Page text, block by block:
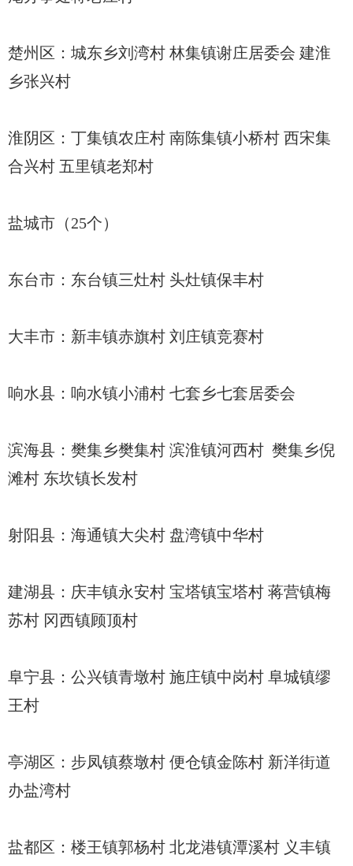
楚州区：城东乡刘湾村 林集镇谢庄居委会 建淮
乡张兴村
淮阴区：丁集镇农庄村 南陈集镇小桥村 西宋集
合兴村 五里镇老郑村
盐城市（25个）
东台市：东台镇三灶村 头灶镇保丰村
大丰市：新丰镇赤旗村 刘庄镇竞赛村
响水县：响水镇小浦村 七套乡七套居委会
滨海县：樊集乡樊集村 滨淮镇河西村 樊集乡倪
滩村 东坎镇长发村
射阳县：海通镇大尖村 盘湾镇中华村
建湖县：庆丰镇永安村 宝塔镇宝塔村 蒋营镇梅
苏村 冈西镇顾顶村
阜宁县：公兴镇青墩村 施庄镇中岗村 阜城镇缪
王村
亭湖区：步凤镇蔡墩村 便仓镇金陈村 新洋街道
办盐湾村
盐都区：楼王镇郭杨村 北龙港镇潭溪村 义丰镇